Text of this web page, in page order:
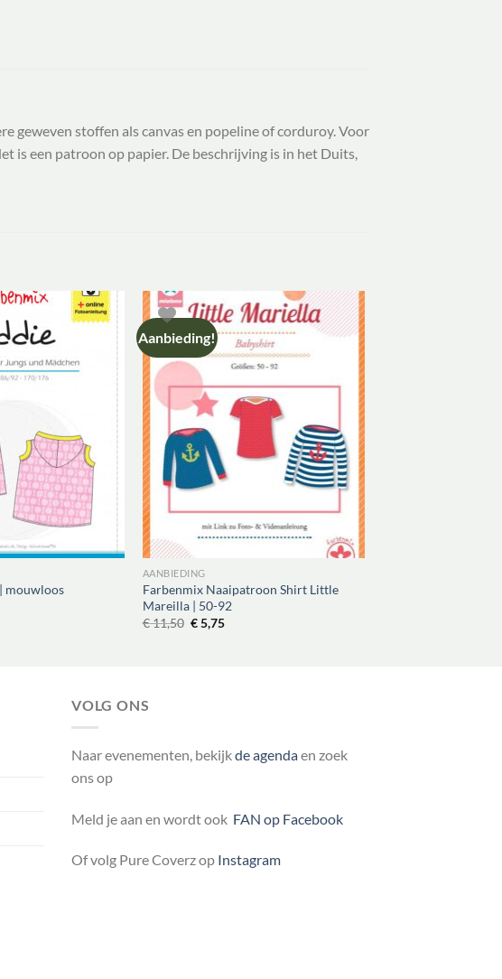
geweven stoffen als canvas en popeline of corduroy. Voor
is een patroon op papier. De beschrijving is in het Duits,
mouwloos
Aanbieding!
AANBIEDING
Farbenmix Naaipatroon Shirt Little
Mareilla | 50-92
€11,50 Oorspronkelijke
prijs
€5,75Huidige
VOLG ONS
Naar evenementen, bekijkde agendaen zoek
ons op
Meld je aan en wordt ook FAN op Facebook
Of volg Pure Coverz op Instagram